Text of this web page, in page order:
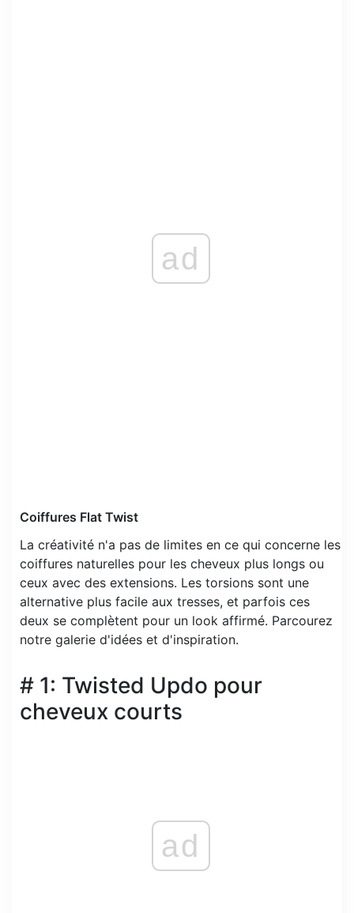
ad
Coiffures Flat Twist
La créativité n'a pas de limites en ce qui concerne les
coiffures naturelles pour les cheveux plus longs ou
ceux avec des extensions. Les torsions sont une
alternative plus facile aux tresses, et parfois ces
deux se complètent pour un look affirmé. Parcourez
notre galerie d'idées et d'inspiration.
# 1: Twisted Updo pour
cheveux courts
ad